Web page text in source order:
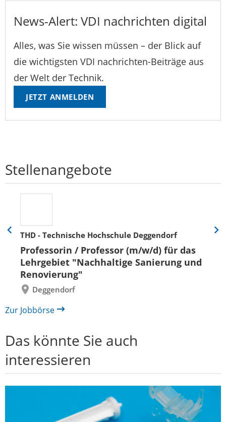
News-Alert: VDI nachrichten digital
Alles, was Sie wissen müssen – der Blick auf
die wichtigsten VDI nachrichten-Beiträge aus
der Welt der Technik.
JETZT ANMELDEN
Stellenangebote
THD - Technische Hochschule Deggendorf
Professorin / Professor (m/w/d) für das
Lehrgebiet "Nachhaltige Sanierung und
Renovierung"
Deggendorf
Eine
zurück
Eine
Zur Jobbörse
Das könnte Sie auch
interessieren